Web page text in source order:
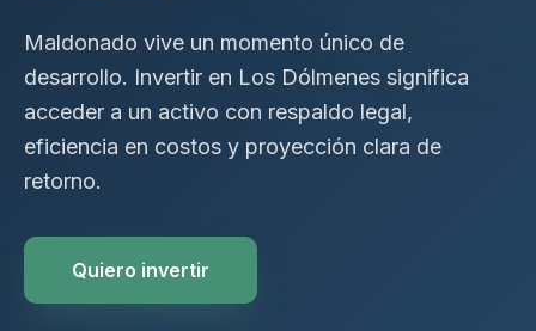
Maldonado vive un momento único de
desarrollo. Invertir en Los Dólmenes significa
acceder a un activo con respaldo legal,
eficiencia en costos y proyección clara de
retorno.
Quiero invertir